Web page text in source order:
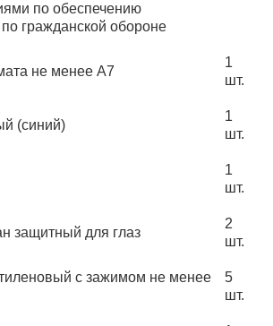
по обеспечению
гражданской обороне
не менее А7
1
шт.
(синий)
1
шт.
1
шт.
защитный для глаз
2
шт.
с зажимом не менее
5
шт.